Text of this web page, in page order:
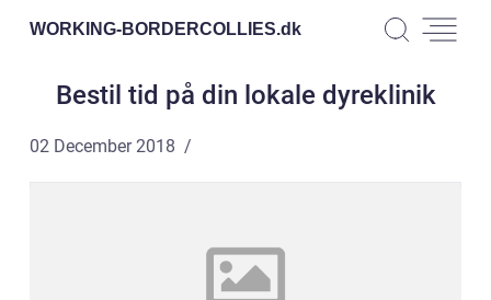
WORKING-BORDERCOLLIES.dk
Bestil tid på din lokale dyreklinik
02 December 2018